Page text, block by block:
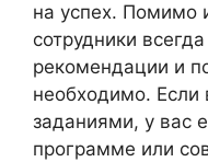
на успех. Помимо
сотрудники
рекомендации и
необходимо.
заданиями, у вас
программе или